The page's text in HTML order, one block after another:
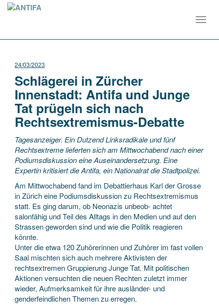
24/03/2023
Schlägerei in Zürcher
Innenstadt: Antifa und Junge
Tat prügeln sich nach
Rechtsextremismus-Debatte
Tagesanzeiger. Ein Dutzend Linksradikale und fünf
Rechtsextreme lieferten sich am Mittwochabend nach einer
Podiumsdiskussion eine Auseinandersetzung. Eine
Expertin kritisiert die Antifa, ein Nationalrat die Stadtpolizei.
Am Mittwochabend fand im Debattierhaus Karl der Grosse
in Zürich eine Podiumsdiskussion zu Rechtsextremismus
statt. Es ging darum, ob Neonazis unbeob- achtet
salonfähig und Teil des Alltags in den Medien und auf den
Strassen geworden sind und wie die Politik reagieren
könnte.
Unter die etwa 120 Zuhörerinnen und Zuhörer im fast vollen
Saal mischten sich auch mehrere Aktivisten der
rechtsextremen Gruppierung Junge Tat. Mit politischen
Aktionen versuchten die neuen Rechten zuletzt immer
wieder, Aufmerksamkeit für ihre ausländer- und
genderfeindlichen Themen zu erregen.